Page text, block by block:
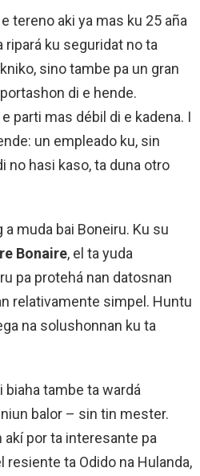
tereno aki ya mas ku 25 aña
ripará ku seguridat no ta
sino tambe pa un gran
di e hende.
parti mas débil di e kadena. I
un empleado ku, sin
no hasi kaso, ta duna otro
a muda bai Boneiru. Ku su
Bonaire, el ta yuda
pa protehá nan datosnan
relativamente simpel. Huntu
na solushonnan ku ta
biaha tambe ta wardá
balor – sin tin mester.
akí por ta interesante pa
resiente ta Odido na Hulanda,